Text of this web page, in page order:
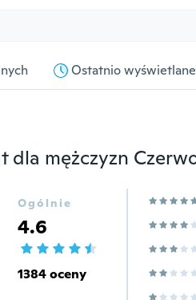
Ostatnio wyświetlane
Ogólnie
4.6
1384 oceny